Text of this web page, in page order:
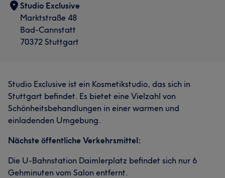
Studio Exclusive
Marktstraße 48
Bad-Cannstatt
70372 Stuttgart
Studio Exclusive ist ein Kosmetikstudio, das sich in
Stuttgart befindet. Es bietet eine Vielzahl von
Schönheitsbehandlungen in einer warmen und
einladenden Umgebung.
Nächste öffentliche Verkehrsmittel:
Die U-Bahnstation Daimlerplatz befindet sich nur 6
Gehminuten vom Salon entfernt.